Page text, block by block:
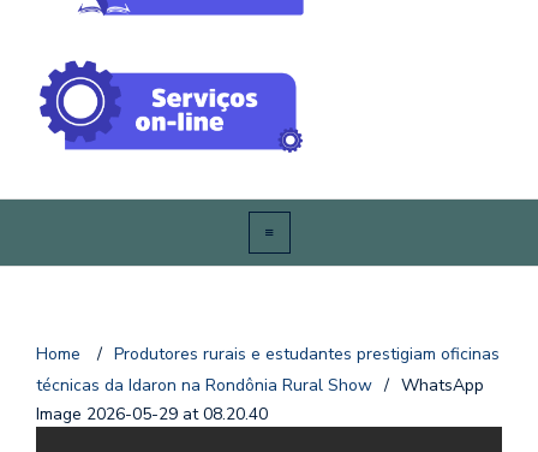
Home / Produtores rurais e estudantes prestigiam oficinas
técnicas da Idaron na Rondônia Rural Show / WhatsApp
Image 2026-05-29 at 08.20.40